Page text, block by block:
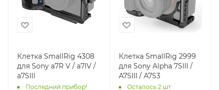
Клетка SmallRig 4308
для Sony a7R V / a7IV /
a7SIII
Последний прибор!
Клетка SmallRig 2999
для Sony Alpha 7SIII /
A7SIII / A7S3
Осталось 2 шт